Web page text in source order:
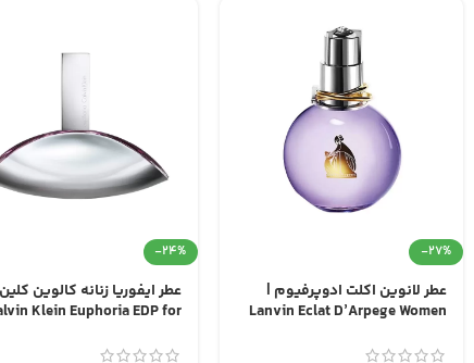
-27%
عطر لانوین اکلت ادوپرفیوم |
Lanvin Eclat D’Arpege Women
-24%
عطر ایفوریا زنانه کالوین
Klein Euphoria EDP for